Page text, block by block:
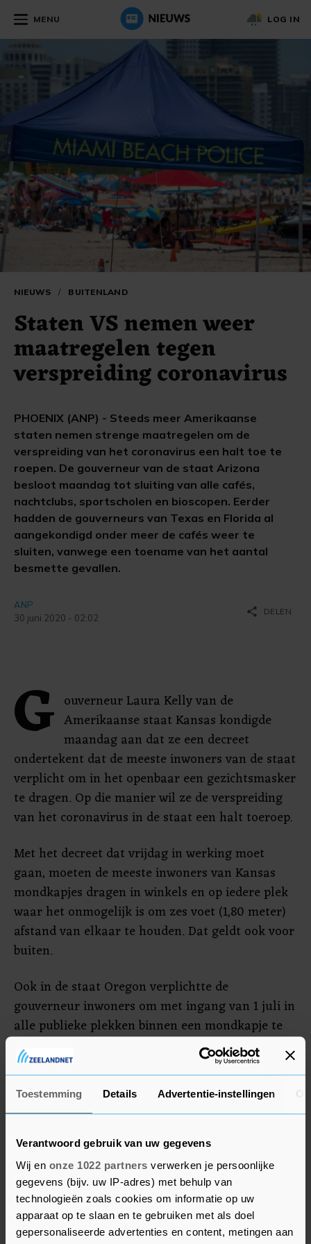
Toestemming Details Advertentie-instellingen
Verantwoord gebruik van uw gegevens
Wij en onze 1022 partners verwerken je persoonlijke
gegevens (bijv. uw IP-adres) met behulp van
technologieën zoals cookies om informatie op uw
apparaat op te slaan en te gebruiken met als doel
gepersonaliseerde advertenties en content, metingen aan
MENU LOG IN
NIEUWS / BUITENLAND
Staten VS nemen weer
maatregelen tegen
verspreiding coronavirus
PHOENIX (ANP) - Steeds meer Amerikaanse
staten nemen strenge maatregelen om de
verspreiding van het coronavirus een halt toe te
roepen. De gouverneur van de staat Arizona
besloot maandag tot sluiting van alle cafés,
nachtclubs, sportscholen en bioscopen. Eerder
hadden de gouverneurs van Texas en Florida al
aangekondigd onder meer de cafés weer te
sluiten, vanwege een toename van het aantal
besmette gevallen.
ANP
30 juni 2020 - 02:02
share DELEN
G ouverneur Laura Kelly van de
Amerikaanse staat Kansas kondigde
maandag aan dat ze een decreet
ondertekent dat de meeste inwoners van de staat
verplicht om in het openbaar een gezichtsmasker
te dragen. Op die manier wil ze de verspreiding
van het coronavirus in de staat een halt toeroep.
Met het decreet dat vrijdag in werking moet
gaan, moeten de meeste inwoners van Kansas
mondkapjes dragen in winkels en op iedere plek
waar het onmogelijk is om zes voet (1,80 meter)
afstand van elkaar te houden. Dat geldt ook voor
buiten.
Ook in de staat Oregon verplichtte de
gouverneur inwoners om met ingang van 1 juli in
alle publieke plekken binnen een mondkapje te
dragen.
Het aantal Amerikanen dat positief is getest op
het nieuwe coronavirus passeerde afgelopen
weekend de 2,5 miljoen. Meer dan 125.000
personen in de VS zijn inmiddels bezweken aan
de gevolgen van een besmetting met het
longvirus.